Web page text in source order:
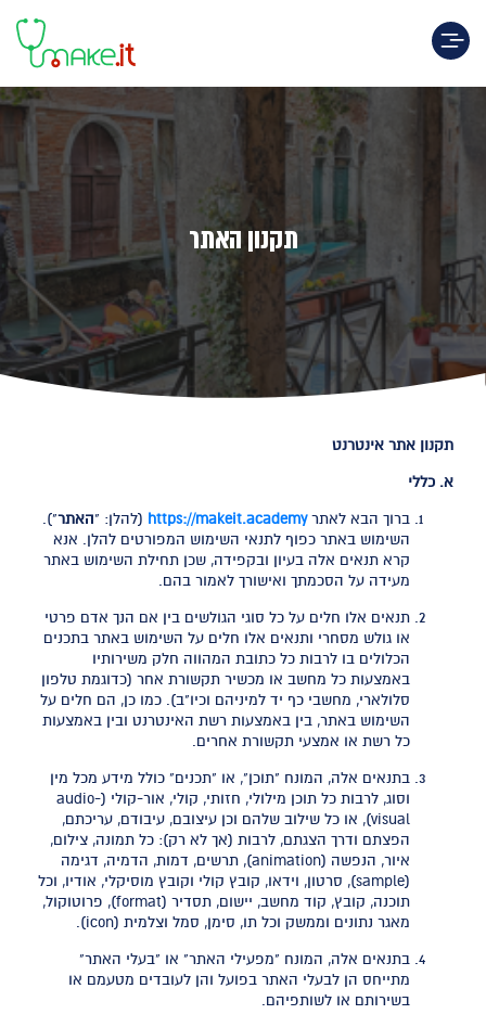
Toggle navigation
תקנון האתר
תקנון אתר אינטרנט
א. כללי
ברוך הבא לאתרhttps://makeit.academy (להלן: "האתר").
השימוש באתר כפוף לתנאי השימוש המפורטים להלן. אנא
קרא תנאים אלה בעיון ובקפידה, שכן תחילת השימוש באתר
מעידה על הסכמתך ואישורך לאמור בהם.
תנאים אלו חלים על כל סוגי הגולשים בין אם הנך אדם פרטי
או גולש מסחרי ותנאים אלו חלים על השימוש באתר בתכנים
הכלולים בו לרבות כל כתובת המהווה חלק משירותיו
באמצעות כל מחשב או מכשיר תקשורת אחר (כדוגמת טלפון
סלולארי, מחשבי כף יד למיניהם וכיו"ב). כמו כן, הם חלים על
השימוש באתר, בין באמצעות רשת האינטרנט ובין באמצעות
כל רשת או אמצעי תקשורת אחרים.
בתנאים אלה, המונח "תוכן", או "תכנים" כולל מידע מכל מין
וסוג, לרבות כל תוכן מילולי, חזותי, קולי, אור-קולי (audio-
visual), או כל שילוב שלהם וכן עיצובם, עיבודם, עריכתם,
הפצתם ודרך הצגתם, לרבות (אך לא רק): כל תמונה, צילום,
איור, הנפשה (animation), תרשים, דמות, הדמיה, דגימה
(sample), סרטון, וידאו, קובץ קולי וקובץ מוסיקלי, אודיו, וכל
תוכנה, קובץ, קוד מחשב, יישום, תסדיר (format), פרוטוקול,
מאגר נתונים וממשק וכל תו, סימן, סמל וצלמית (icon).
בתנאים אלה, המונח "מפעילי האתר" או "בעלי האתר"
מתייחס הן לבעלי האתר בפועל והן לעובדים מטעמם או
בשירותם או לשותפיהם.